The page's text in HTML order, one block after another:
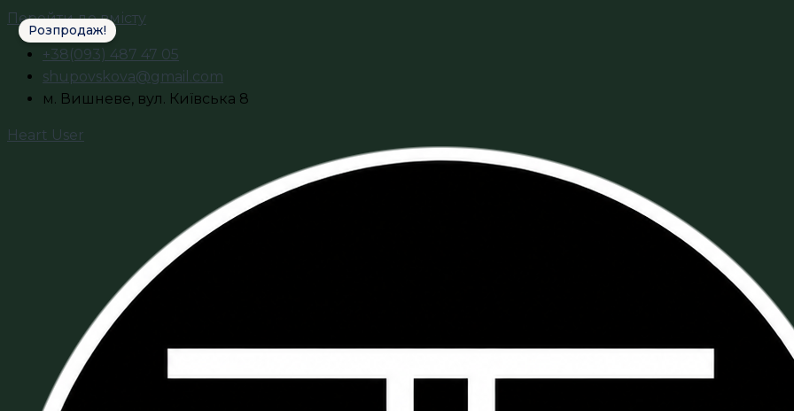
Перейти до вмісту
+38(093) 487 47 05
shupovskova@gmail.com
м. Вишневе, вул. Київська 8
Heart User
Розпродаж!